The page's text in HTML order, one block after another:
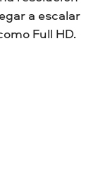
a escalar
Full HD.